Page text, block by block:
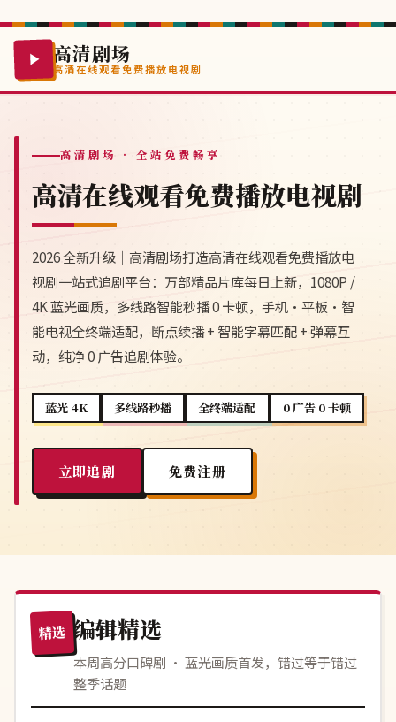
高清剧场
高清在线观看免费播放电视剧
高清剧场 · 全站免费畅享
高清在线观看免费播放电视剧
2026 全新升级｜高清剧场打造高清在线观看免费播放电
视剧一站式追剧平台：万部精品片库每日上新，1080P /
4K 蓝光画质，多线路智能秒播 0 卡顿，手机·平板·智
能电视全终端适配，断点续播 + 智能字幕匹配 + 弹幕互
动，纯净 0 广告追剧体验。
蓝光 4K 多线路秒播 全终端适配 0 广告 0 卡顿
立即追剧 免费注册
精选 编辑精选
本周高分口碑剧 · 蓝光画质首发，错过等于错过
整季话题
高分 137分钟